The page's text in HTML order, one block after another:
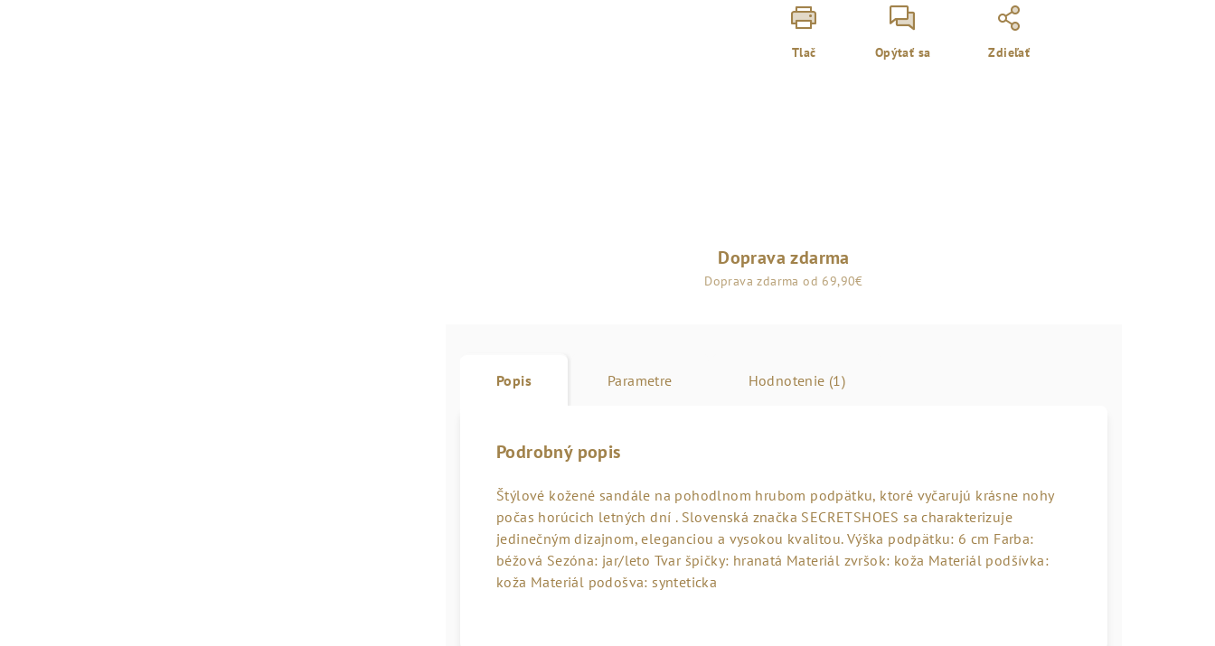
Tlač Opýtať sa Zdieľať
Doprava zdarma
Doprava zdarma od 69,90€
Popis Parametre Hodnotenie (1)
Podrobný popis
Štýlové kožené sandále na pohodlnom hrubom podpätku, ktoré vyčarujú krásne nohy
počas horúcich letných dní . Slovenská značka SECRETSHOES sa charakterizuje
jedinečným dizajnom, eleganciou a vysokou kvalitou. Výška podpätku: 6 cm Farba:
béžová Sezóna: jar/leto Tvar špičky: hranatá Materiál zvršok: koža Materiál podšívka:
koža Materiál podošva: synteticka